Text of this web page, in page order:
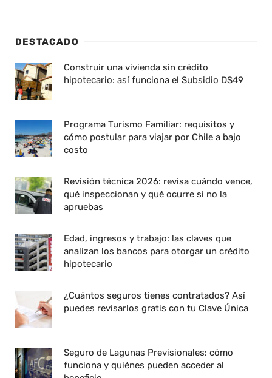
DESTACADO
Construir una vivienda sin crédito
hipotecario: así funciona el Subsidio DS49
Programa Turismo Familiar: requisitos y
cómo postular para viajar por Chile a bajo
costo
Revisión técnica 2026: revisa cuándo vence,
qué inspeccionan y qué ocurre si no la
apruebas
Edad, ingresos y trabajo: las claves que
analizan los bancos para otorgar un crédito
hipotecario
¿Cuántos seguros tienes contratados? Así
puedes revisarlos gratis con tu Clave Única
Seguro de Lagunas Previsionales: cómo
funciona y quiénes pueden acceder al